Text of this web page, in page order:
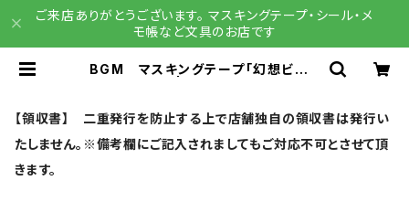
ご来店ありがとうございます。 マスキングテープ・シール・メ
モ帳など文具のお店です
BGM マスキングテープ「幻想ビブリ
【領収書】 二重発行を防止する上で店舗独自の領収書は発行い
たしません。※備考欄にご記入されましてもご対応不可とさせて頂
きます。